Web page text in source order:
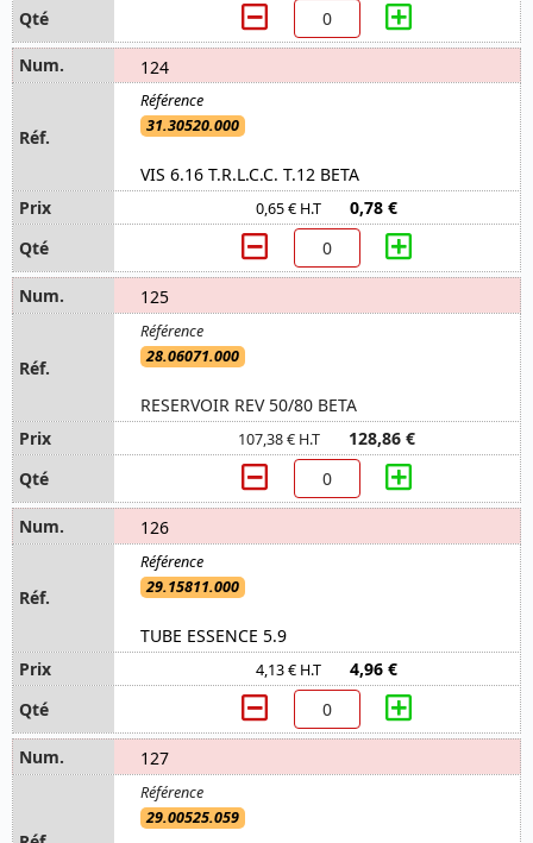
124
31.30520.000
VIS 6.16 T.R.L.C.C. T.12 BETA
0,65 € H.T 0,78 €
125
28.06071.000
RESERVOIR REV 50/80 BETA
107,38 € H.T 128,86 €
126
29.15811.000
TUBE ESSENCE 5.9
4,13 € H.T 4,96 €
127
29.00525.059